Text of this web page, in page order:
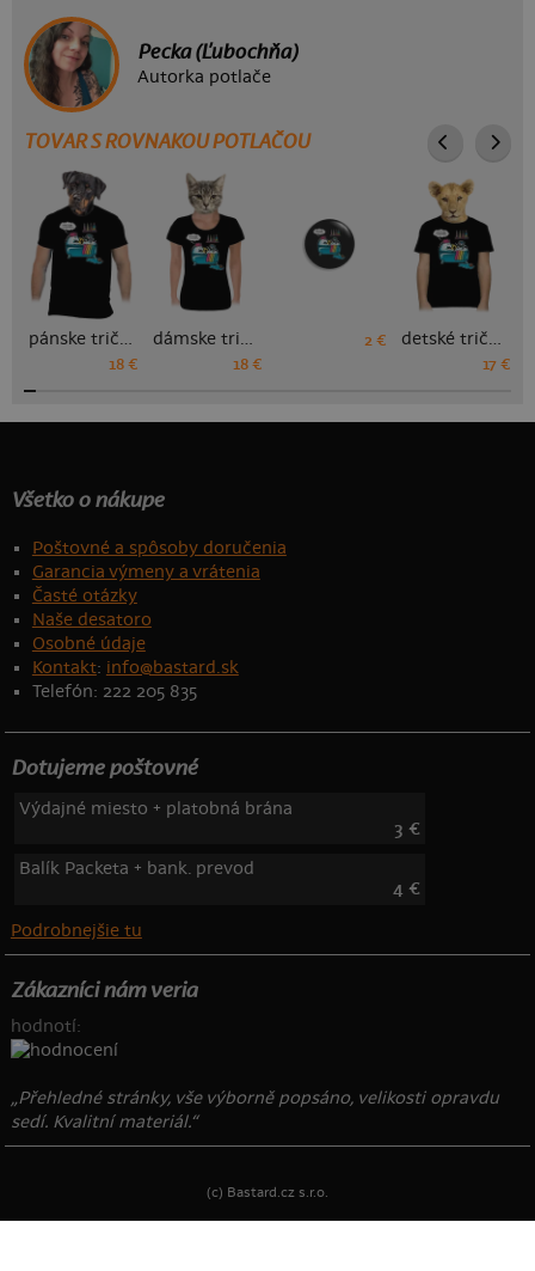
Pecka (Ľubochňa)
Autorka potlače
TOVAR S ROVNAKOU POTLAČOU
pánske tričko
18 €
dámske tričko
18 €
2 € detské tričko
17 €
Všetko o nákupe
Poštovné a spôsoby doručenia
Garancia výmeny a vrátenia
Časté otázky
Naše desatoro
Osobné údaje
Kontakt: info@bastard.sk
Telefón: 222 205 835
Dotujeme poštovné
Výdajné miesto + platobná brána
3 €
Balík Packeta + bank. prevod
4 €
Podrobnejšie tu
Zákazníci nám veria
hodnotí:
„Přehledné stránky, vše výborně popsáno, velikosti opravdu
sedí. Kvalitní materiál.“
(c) Bastard.cz s.r.o.